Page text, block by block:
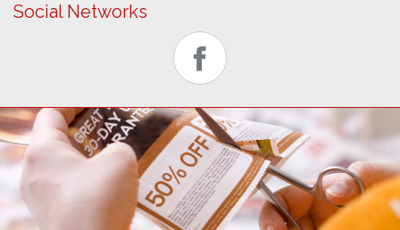
Social Networks